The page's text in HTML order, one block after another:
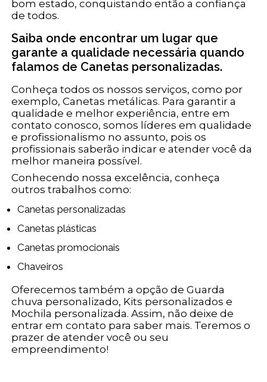
bom estado, conquistando então a confiança
de todos.
Saiba onde encontrar um lugar que
garante a qualidade necessária quando
falamos de Canetas personalizadas.
Conheça todos os nossos serviços, como por
exemplo, Canetas metálicas. Para garantir a
qualidade e melhor experiência, entre em
contato conosco, somos líderes em qualidade
e profissionalismo no assunto, pois os
profissionais saberão indicar e atender você da
melhor maneira possível.
Conhecendo nossa excelência, conheça
outros trabalhos como:
Canetas personalizadas
Canetas plásticas
Canetas promocionais
Chaveiros
Oferecemos também a opção de Guarda
chuva personalizado, Kits personalizados e
Mochila personalizada. Assim, não deixe de
entrar em contato para saber mais. Teremos o
prazer de atender você ou seu
empreendimento!